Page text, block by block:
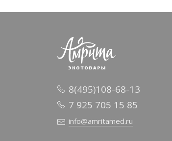
8(495)108-68-13
7 925 705 15 85
info@amritamed.ru